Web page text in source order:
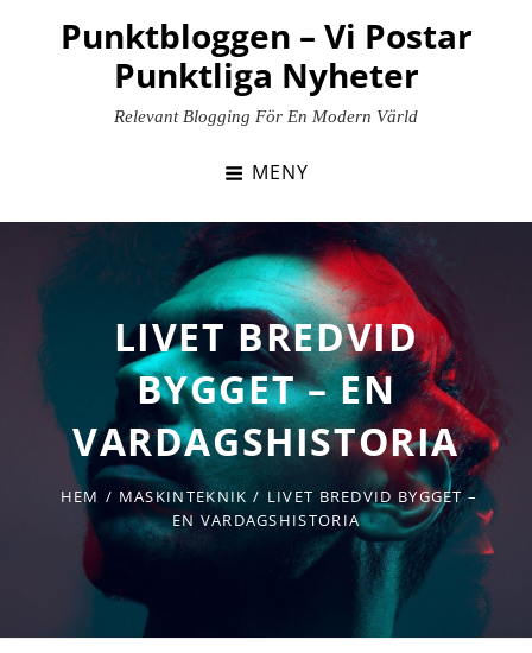
Punktbloggen – Vi Postar
Punktliga Nyheter
Relevant Blogging För En Modern Värld
MENY
LIVET BREDVID
BYGGET – EN
VARDAGSHISTORIA
HEM / MASKINTEKNIK / LIVET BREDVID BYGGET –
EN VARDAGSHISTORIA